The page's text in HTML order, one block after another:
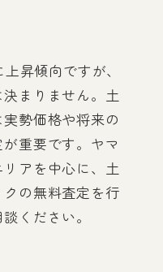
昇傾向ですが、
まりません。土
勢価格や将来の
重要です。ヤマ
アを中心に、土
の無料査定を行
ください。